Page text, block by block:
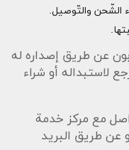
الشّحن والتّوصيل.
عن طريق إصداره له
لاستبداله أو شراء
مع مركز خدمة
عن طريق البريد